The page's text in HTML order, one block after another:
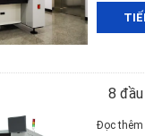
8
Đọc thêm